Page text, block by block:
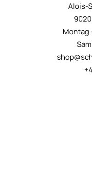
Alois-
Montag